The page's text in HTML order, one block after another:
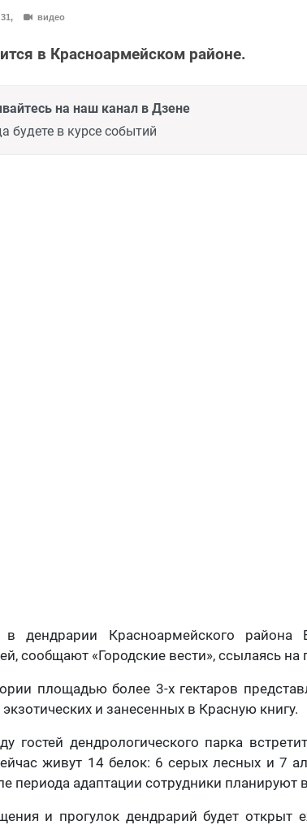
, видео
в Красноармейском районе.
на наш канал в Дзене
будете в курсе событий
дендрарии Красноармейского района
сообщают «Городские вести», ссылаясь
площадью более 3-х гектаров
и занесенных в Красную книгу.
гостей дендрологического парка
живут 14 белок: 6 серых лесных и 7
периода адаптации сотрудники планируют
и прогулок дендрарий будет открыт